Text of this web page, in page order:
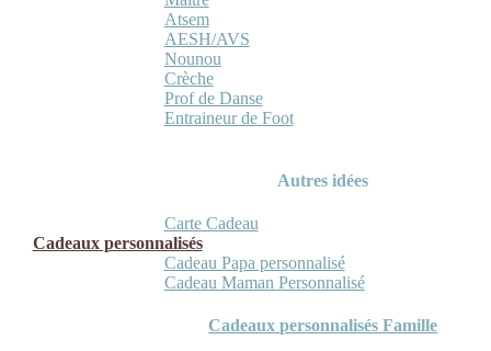
Atsem
AESH/AVS
Nounou
Crèche
Prof de Danse
Entraineur de Foot
Autres idées
Carte Cadeau
Cadeaux personnalisés
Cadeau Papa personnalisé
Cadeau Maman Personnalisé
Cadeaux personnalisés Famille